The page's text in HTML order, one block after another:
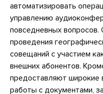
автоматизировать
управлению
повседневных
проведения
совещаний с участием
внешних абонентов.
предоставляют широкие
работы с документами,